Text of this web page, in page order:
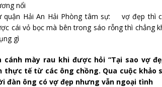
nổi
quận Hải An Hải Phòng tâm sự: vợ đẹp thì
cái vỏ bọc mà bên trong sáo rỗng thì chẳng
gì
cánh mày rau khi được hỏi “Tại sao vợ
tế từ các ông chồng. Qua cuộc khảo
đàn ông có vợ đẹp nhưng vẫn ngoại tình